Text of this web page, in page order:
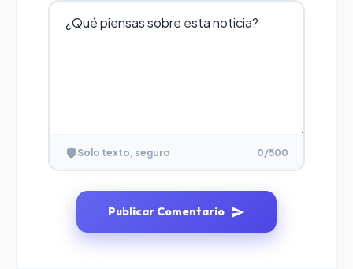
Solo texto, seguro 0/500
Publicar Comentario